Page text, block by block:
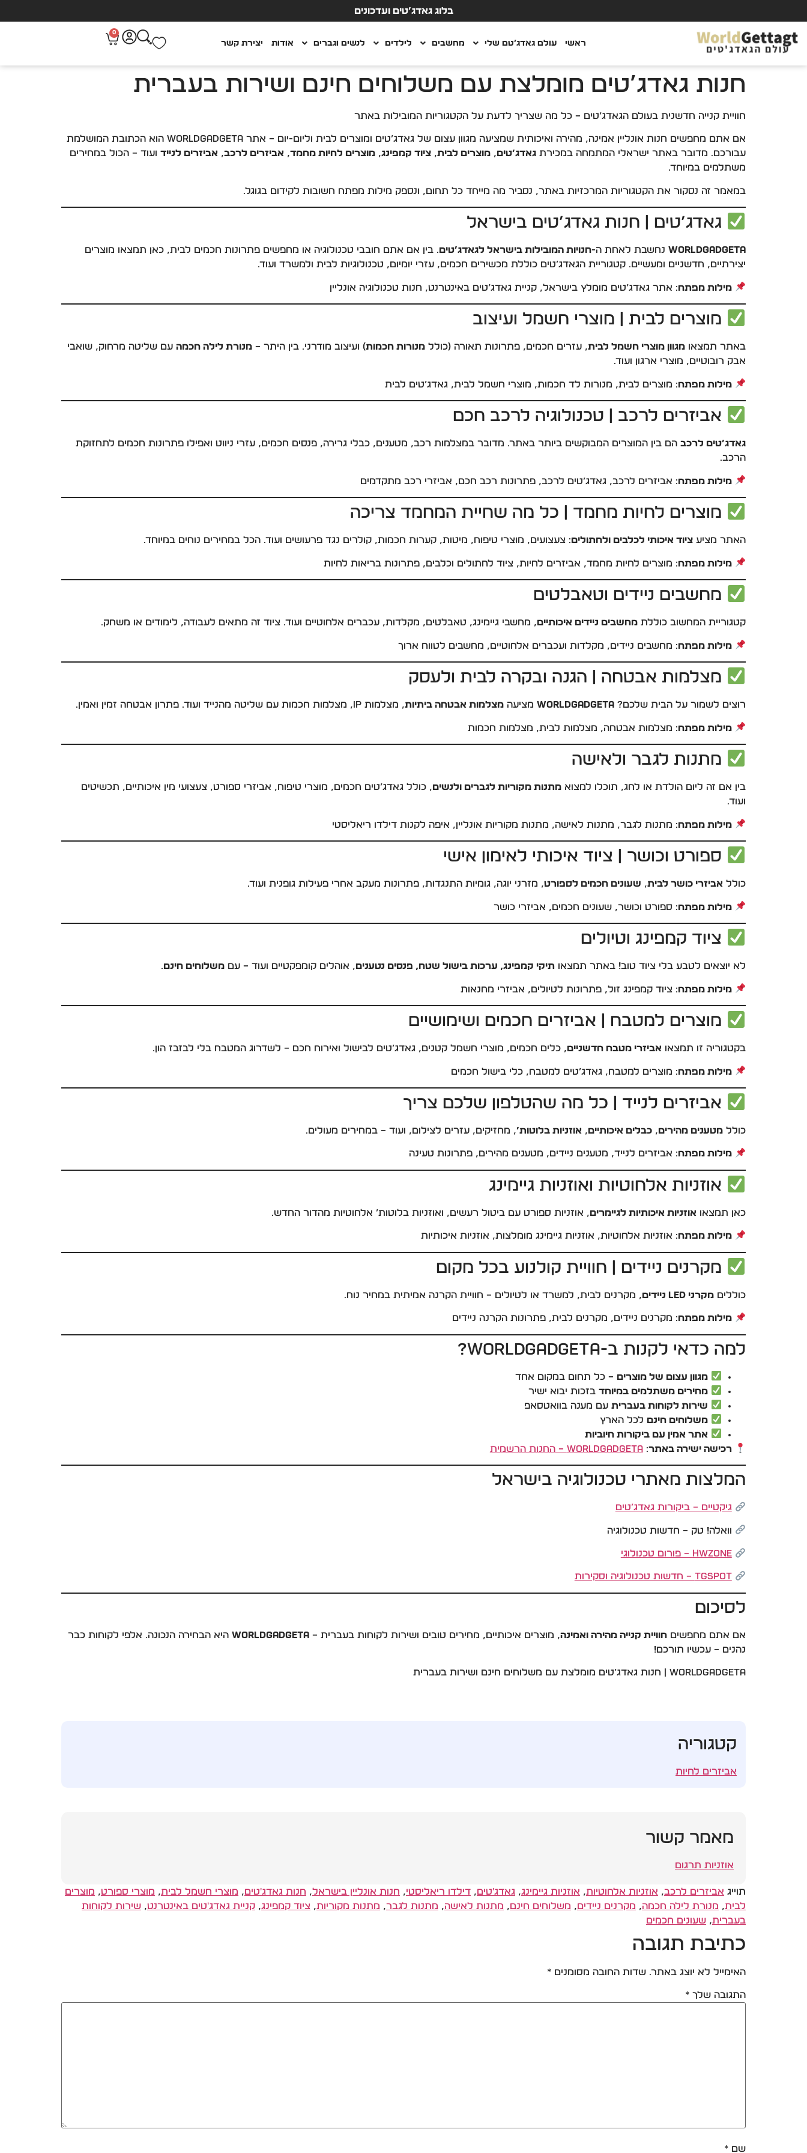
בלוג גאדג’טים ועדכונים
ראשי עולם גאדג’טם שלי מחשבים לילדים לנשים וגברים אודות יצירת קשר
0
חנות גאדג’טים מומלצת עם משלוחים חינם ושירות בעברית
חוויית קנייה חדשנית בעולם הגאדג’טים – כל מה שצריך לדעת על הקטגוריות המובילות באתר
אם אתם מחפשים חנות אונליין אמינה, מהירה ואיכותית שמציעה מגוון עצום של גאדג’טים ומוצרים לבית וליום-יום – אתר WorldGadgeta הוא הכתובת המושלמת
עבורכם. מדובר באתר ישראלי המתמחה במכירת גאדג’טים, מוצרים לבית, ציוד קמפינג, מוצרים לחיות מחמד, אביזרים לרכב, אביזרים לנייד ועוד – הכול במחירים
משתלמים במיוחד.
במאמר זה נסקור את הקטגוריות המרכזיות באתר, נסביר מה מייחד כל תחום, ונספק מילות מפתח חשובות לקידום בגוגל.
גאדג’טים | חנות גאדג’טים בישראל
WorldGadgeta נחשבת לאחת ה-חנויות המובילות בישראל לגאדג’טים. בין אם אתם חובבי טכנולוגיה או מחפשים פתרונות חכמים לבית, כאן תמצאו מוצרים
יצירתיים, חדשניים ומעשיים. קטגוריית הגאדג’טים כוללת מכשירים חכמים, עזרי יומיום, טכנולוגיות לבית ולמשרד ועוד.
מילות מפתח: אתר גאדג’טים מומלץ בישראל, קניית גאדג’טים באינטרנט, חנות טכנולוגיה אונליין
מוצרים לבית | מוצרי חשמל ועיצוב
באתר תמצאו מגוון מוצרי חשמל לבית, עזרים חכמים, פתרונות תאורה (כולל מנורות חכמות) ועיצוב מודרני. בין היתר – מנורת לילה חכמה עם שליטה מרחוק, שואבי
אבק רובוטיים, מוצרי ארגון ועוד.
מילות מפתח: מוצרים לבית, מנורות לד חכמות, מוצרי חשמל לבית, גאדג’טים לבית
אביזרים לרכב | טכנולוגיה לרכב חכם
גאדג’טים לרכב הם בין המוצרים המבוקשים ביותר באתר. מדובר במצלמות רכב, מטענים, כבלי גרירה, פנסים חכמים, עזרי ניווט ואפילו פתרונות חכמים לתחזוקת
הרכב.
מילות מפתח: אביזרים לרכב, גאדג’טים לרכב, פתרונות רכב חכם, אביזרי רכב מתקדמים
מוצרים לחיות מחמד | כל מה שחיית המחמד צריכה
האתר מציע ציוד איכותי לכלבים ולחתולים: צעצועים, מוצרי טיפוח, מיטות, קערות חכמות, קולרים נגד פרעושים ועוד. הכל במחירים נוחים במיוחד.
מילות מפתח: מוצרים לחיות מחמד, אביזרים לחיות, ציוד לחתולים וכלבים, פתרונות בריאות לחיות
מחשבים ניידים וטאבלטים
קטגוריית המחשוב כוללת מחשבים ניידים איכותיים, מחשבי גיימינג, טאבלטים, מקלדות, עכברים אלחוטיים ועוד. ציוד זה מתאים לעבודה, לימודים או משחק.
מילות מפתח: מחשבים ניידים, מקלדות ועכברים אלחוטיים, מחשבים לטווח ארוך
מצלמות אבטחה | הגנה ובקרה לבית ולעסק
רוצים לשמור על הבית שלכם? WorldGadgeta מציעה מצלמות אבטחה ביתיות, מצלמות IP, מצלמות חכמות עם שליטה מהנייד ועוד. פתרון אבטחה זמין ואמין.
מילות מפתח: מצלמות אבטחה, מצלמות לבית, מצלמות חכמות
מתנות לגבר ולאישה
בין אם זה ליום הולדת או לחג, תוכלו למצוא מתנות מקוריות לגברים ולנשים, כולל גאדג’טים חכמים, מוצרי טיפוח, אביזרי ספורט, צעצועי מין איכותיים, תכשיטים
ועוד.
מילות מפתח: מתנות לגבר, מתנות לאישה, מתנות מקוריות אונליין, איפה לקנות דילדו ריאליסטי
ספורט וכושר | ציוד איכותי לאימון אישי
כולל אביזרי כושר לבית, שעונים חכמים לספורט, מזרני יוגה, גומיות התנגדות, פתרונות מעקב אחרי פעילות גופנית ועוד.
מילות מפתח: ספורט וכושר, שעונים חכמים, אביזרי כושר
ציוד קמפינג וטיולים
לא יוצאים לטבע בלי ציוד טוב! באתר תמצאו תיקי קמפינג, ערכות בישול שטח, פנסים נטענים, אוהלים קומפקטיים ועוד – עם משלוחים חינם.
מילות מפתח: ציוד קמפינג זול, פתרונות לטיולים, אביזרי מחנאות
מוצרים למטבח | אביזרים חכמים ושימושיים
בקטגוריה זו תמצאו אביזרי מטבח חדשניים, כלים חכמים, מוצרי חשמל קטנים, גאדג’טים לבישול ואירוח חכם – לשדרוג המטבח בלי לבזבז הון.
מילות מפתח: מוצרים למטבח, גאדג’טים למטבח, כלי בישול חכמים
אביזרים לנייד | כל מה שהטלפון שלכם צריך
כולל מטענים מהירים, כבלים איכותיים, אוזניות בלוטות’, מחזיקים, עזרים לצילום, ועוד – במחירים מעולים.
מילות מפתח: אביזרים לנייד, מטענים ניידים, מטענים מהירים, פתרונות טעינה
אוזניות אלחוטיות ואוזניות גיימינג
כאן תמצאו אוזניות איכותיות לגיימרים, אוזניות ספורט עם ביטול רעשים, ואוזניות בלוטות’ אלחוטיות מהדור החדש.
מילות מפתח: אוזניות אלחוטיות, אוזניות גיימינג מומלצות, אוזניות איכותיות
מקרנים ניידים | חוויית קולנוע בכל מקום
כוללים מקרני LED ניידים , מקרנים לבית, למשרד או לטיולים – חוויית הקרנה אמיתית במחיר נוח.
מילות מפתח: מקרנים ניידים, מקרנים לבית, פתרונות הקרנה ניידים
למה כדאי לקנות ב-WorldGadgeta?
מגוון עצום של מוצרים – כל תחום במקום אחד
מחירים משתלמים במיוחד בזכות יבוא ישיר
שירות לקוחות בעברית עם מענה בוואטסאפ
משלוחים חינם לכל הארץ
אתר אמין עם ביקורות חיוביות
רכישה ישירה באתר:WorldGadgeta – החנות הרשמית
המלצות מאתרי טכנולוגיה בישראל
גיקטיים – ביקורות גאדג’טים
וואלה! טק – חדשות טכנולוגיה
HWzone – פורום טכנולוגי
TGspot – חדשות טכנולוגיה וסקירות
לסיכום
אם אתם מחפשים חוויית קנייה מהירה ואמינה, מוצרים איכותיים, מחירים טובים ושירות לקוחות בעברית – WorldGadgeta היא הבחירה הנכונה. אלפי לקוחות כבר
נהנים – עכשיו תורכם!
WorldGadgeta | חנות גאדג’טים מומלצת עם משלוחים חינם ושירות בעברית
קטגוריה
אביזרים לחיות
מאמר קשור
אוזניות תרגום
תוייג אביזרים לרכב, אוזניות אלחוטיות, אוזניות גיימינג, גאדג'טים, דילדו ריאליסטי, חנות אונליין בישראל, חנות גאדג'טים, מוצרי חשמל לבית, מוצרי ספורט, מוצרים
לבית, מנורת לילה חכמה, מקרנים ניידים, משלוחים חינם, מתנות לאישה, מתנות לגבר, מתנות מקוריות, ציוד קמפינג, קניית גאדג'טים באינטרנט, שירות לקוחות
בעברית, שעונים חכמים
כתיבת תגובה
האימייל לא יוצג באתר. שדות החובה מסומנים *
התגובה שלך *
שם *